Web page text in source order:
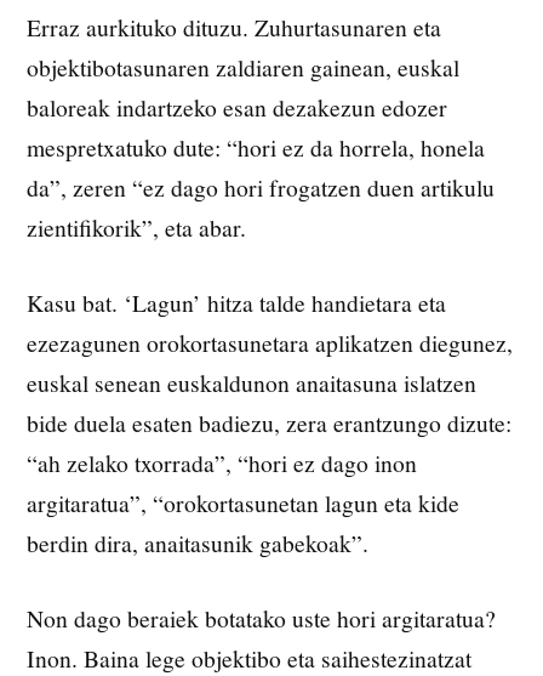
Erraz aurkituko dituzu. Zuhurtasunaren eta
objektibotasunaren zaldiaren gainean, euskal
baloreak indartzeko esan dezakezun edozer
mespretxatuko dute: “hori ez da horrela, honela
da”, zeren “ez dago hori frogatzen duen artikulu
zientifikorik”, eta abar.
Kasu bat. ‘Lagun’ hitza talde handietara eta
ezezagunen orokortasunetara aplikatzen diegunez,
euskal senean euskaldunon anaitasuna islatzen
bide duela esaten badiezu, zera erantzungo dizute:
“ah zelako txorrada”, “hori ez dago inon
argitaratua”, “orokortasunetan lagun eta kide
berdin dira, anaitasunik gabekoak”.
Non dago beraiek botatako uste hori argitaratua?
Inon. Baina lege objektibo eta saihestezinatzat